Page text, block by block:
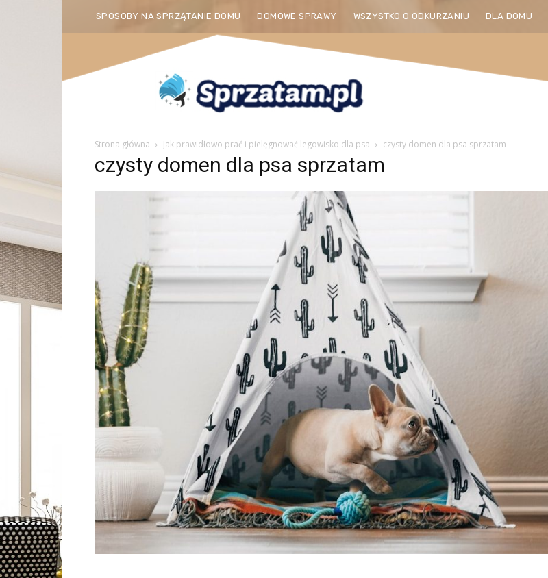
SPOSOBY NA SPRZĄTANIE DOMU DOMOWE SPRAWY WSZYSTKO O ODKURZANIU DLA DOMU
Strona główna Jak prawidłowo prać i pielęgnować legowisko dla psa czysty domen dla psa sprzatam
czysty domen dla psa sprzatam